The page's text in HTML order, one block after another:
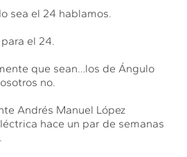
sea el 24 hablamos.
el 24.
que sean…los de Ángulo
no.
Andrés Manuel López
hace un par de semanas